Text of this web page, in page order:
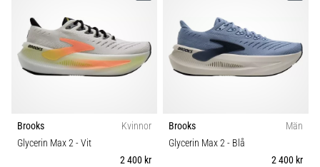
under
eller
efter
löpning?
vanligaste
orsakerna
Brooks
Kvinnor
Glycerin Max 2- Vit
2 400 kr
Brooks
Män
Glycerin Max 2- Blå
2 400 kr